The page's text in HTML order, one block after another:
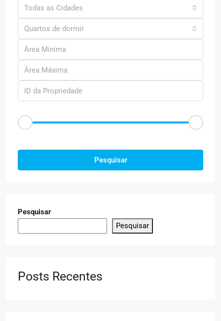
Todas as Cidades
Quartos de dormir
Pesquisar
Pesquisar
Pesquisar
Posts Recentes